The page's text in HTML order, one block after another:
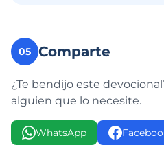
05 Comparte
¿Te bendijo este
alguien que lo necesite.
WhatsApp